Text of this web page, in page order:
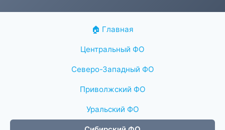
🏠 Главная
Центральный ФО
Северо-Западный ФО
Приволжский ФО
Уральский ФО